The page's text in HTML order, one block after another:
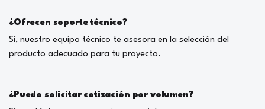
¿Ofrecen soporte técnico?
Sí, nuestro equipo técnico te asesora en la selección del
producto adecuado para tu proyecto.
¿Puedo solicitar cotización por volumen?